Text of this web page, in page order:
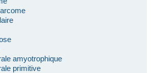
amyotrophique
primitive